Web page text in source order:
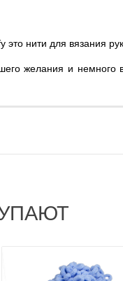
это нити для вязания
желания и немного